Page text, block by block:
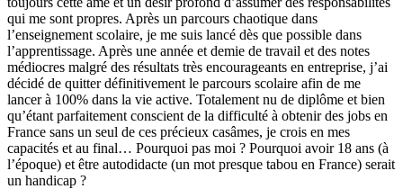
qui me sont propres. Après un parcours chaotique dans
l’enseignement scolaire, je me suis lancé dès que possible dans
l’apprentissage. Après une année et demie de travail et des notes
médiocres malgré des résultats très encourageants en entreprise, j’ai
décidé de quitter définitivement le parcours scolaire afin de me
lancer à 100% dans la vie active. Totalement nu de diplôme et bien
qu’étant parfaitement conscient de la difficulté à obtenir des jobs en
France sans un seul de ces précieux casâmes, je crois en mes
capacités et au final… Pourquoi pas moi ? Pourquoi avoir 18 ans (à
l’époque) et être autodidacte (un mot presque tabou en France) serait
un handicap ?